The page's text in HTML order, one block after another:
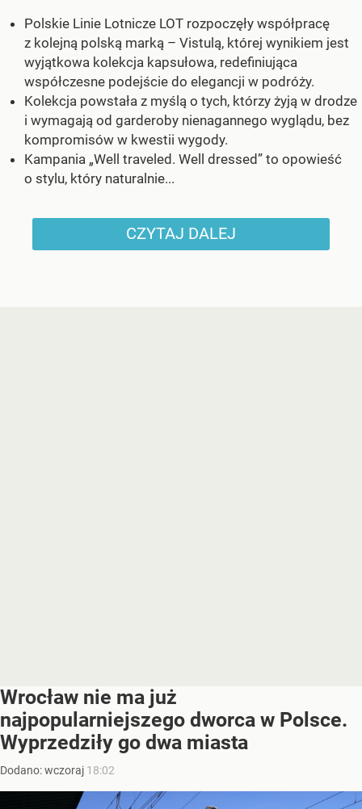
Polskie Linie Lotnicze LOT rozpoczęły współpracę
z kolejną polską marką – Vistulą, której wynikiem jest
wyjątkowa kolekcja kapsułowa, redefiniująca
współczesne podejście do elegancji w podróży.
Kolekcja powstała z myślą o tych, którzy żyją w drodze
i wymagają od garderoby nienagannego wyglądu, bez
kompromisów w kwestii wygody.
Kampania „Well traveled. Well dressed” to opowieść
o stylu, który naturalnie...
CZYTAJ DALEJ
Wrocław nie ma już
najpopularniejszego dworca w Polsce.
Wyprzedziły go dwa miasta
Dodano:wczoraj 18:02